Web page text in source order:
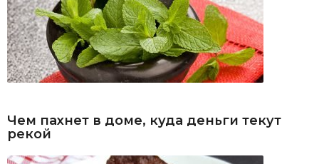
Чем пахнет в доме, куда деньги текут
рекой